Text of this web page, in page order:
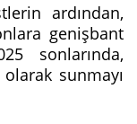
ardından,
genişbant
sonlarında,
sunmayı